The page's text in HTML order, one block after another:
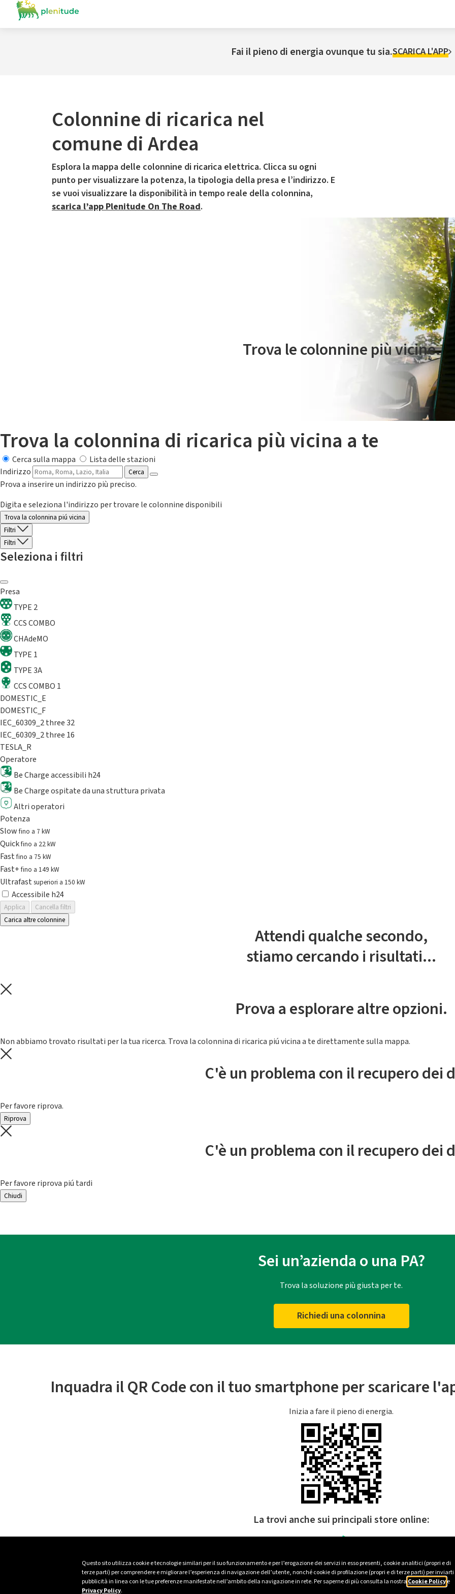
Questo sito utilizza cookie e tecnologie similari per il suo funzionamento e per l’erogazione dei servizi in esso presenti, cookie analitici (propri e di
terze parti) per comprendere e migliorare l’esperienza di navigazione dell’utente, nonché cookie di profilazione (propri e di terze parti) per inviarti
pubblicità in linea con le tue preferenze manifestate nell’ambito della navigazione in rete. Per saperne di più consulta la nostra Cookie Policye
Privacy Policy.
Fai il pieno di energia ovunque tu sia.SCARICA L'APP
Colonnine di ricarica nel
comune di Ardea
Esplora la mappa delle colonnine di ricarica elettrica. Clicca su ogni
punto per visualizzare la potenza, la tipologia della presa e l’indirizzo. E
se vuoi visualizzare la disponibilità in tempo reale della colonnina,
scarica l’app Plenitude On The Road.
Il servizio di mobilità elettrica è gestito da Plenitude On The Road
Trova le colonnine più vicine.
Trova la colonnina di ricarica più vicina a te
Cerca sulla mappa
Lista delle stazioni
Indirizzo
Cerca
Prova a inserire un indirizzo più preciso.
Digita e seleziona l'indirizzo per trovare le colonnine disponibili
Trova la colonnina piú vicina
Filtri
Filtri
Seleziona i filtri
Presa
TYPE 2
CCS COMBO
CHAdeMO
TYPE 1
TYPE 3A
CCS COMBO 1
DOMESTIC_E
DOMESTIC_F
IEC_60309_2 three 32
IEC_60309_2 three 16
TESLA_R
Operatore
Be Charge accessibili h24
Be Charge ospitate da una struttura privata
Altri operatori
Potenza
Slowfino a 7 kW
Quickfino a 22 kW
Fastfino a 75 kW
Fast+fino a 149 kW
Ultrafast superiori a 150 kW
Accessibile h24
Applica
Cancella filtri
Carica altre colonnine
Attendi qualche secondo,
stiamo cercando i risultati...
Prova a esplorare altre opzioni.
Non abbiamo trovato risultati per la tua ricerca. Trova la colonnina di ricarica piú vicina a te direttamente sulla mappa.
C'è un problema con il recupero dei
Per favore riprova.
Riprova
C'è un problema con il recupero dei
Per favore riprova piú tardi
Chiudi
Sei un’azienda o una PA?
Trova la soluzione più giusta per te.
Richiedi una colonnina
Inquadra il QR Code con il tuo smartphone per scaricare
Inizia a fare il pieno di energia.
La trovi anche sui principali store online: